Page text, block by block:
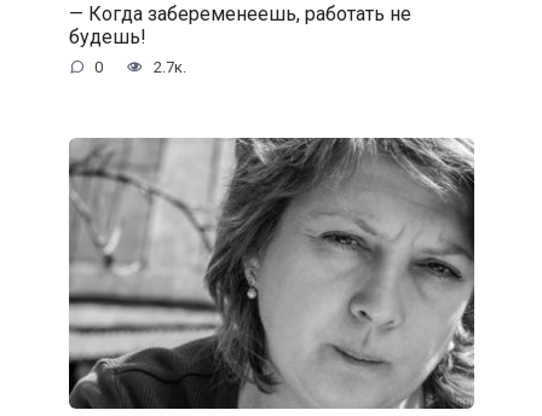
— Когда забеременеешь, работать не
будешь!
0 2.7к.